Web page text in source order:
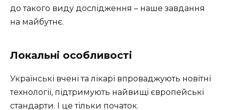
до такого виду дослідження – наше завдання
на майбутнє.
Локальні особливості
Українські вчені та лікарі впроваджують новітні
технології, підтримують найвищі європейські
стандарти. І це тільки початок.